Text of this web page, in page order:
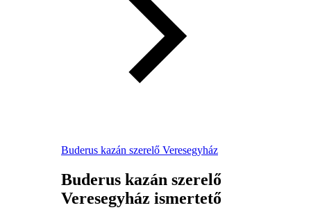
Buderus kazán szerelő Veresegyház
Buderus kazán szerelő
Veresegyház ismertető